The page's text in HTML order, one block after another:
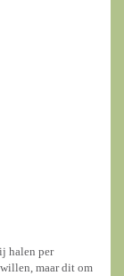
halen per
maar dit om